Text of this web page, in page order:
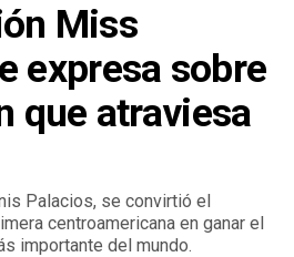
Miss
expresa sobre
que atraviesa
Palacios, se convirtió el
centroamericana en ganar el
importante del mundo.